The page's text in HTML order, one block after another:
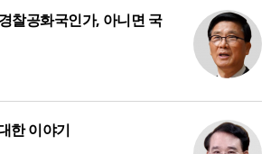
찰공화국인가, 아니면 국
한 이야기